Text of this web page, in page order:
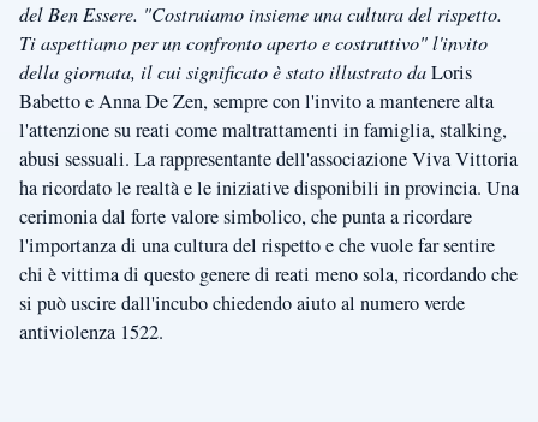
del Ben Essere. "Costruiamo insieme una cultura del rispetto.
Ti aspettiamo per un confronto aperto e costruttivo" l'invito
della giornata, il cui significato è stato illustrato daLoris
Babetto e Anna De Zen, sempre con l'invito a mantenere alta
l'attenzione su reati come maltrattamenti in famiglia, stalking,
abusi sessuali. La rappresentante dell'associazione Viva Vittoria
ha ricordato le realtà e le iniziative disponibili in provincia. Una
cerimonia dal forte valore simbolico, che punta a ricordare
l'importanza di una cultura del rispetto e che vuole far sentire
chi è vittima di questo genere di reati meno sola, ricordando che
si può uscire dall'incubo chiedendo aiuto al numero verde
antiviolenza 1522.